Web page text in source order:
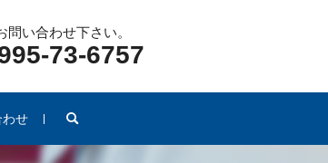
問い合わせ下さい。
73-6757
わせ